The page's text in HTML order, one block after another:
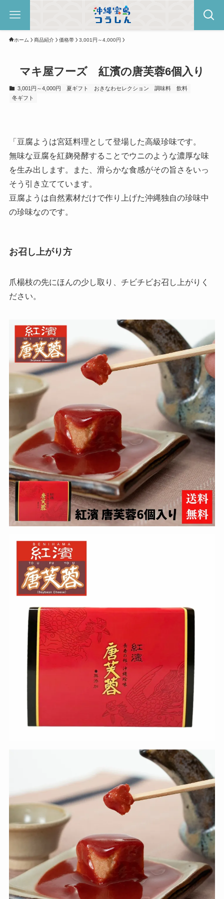
ホーム 商品紹介 価格帯 3,001円～4,000円
マキ屋フーズ 紅濱の唐芙蓉6個入り
3,001円～4,000円 夏ギフト おきなわセレクション 調味料
飲料
冬ギフト
「豆腐ようは宮廷料理として登場した高級珍味です。
無味な豆腐を紅麹発酵することでウニのような濃厚な味
を生み出します。また、滑らかな食感がその旨さをいっ
そう引き立てています。
豆腐ようは自然素材だけで作り上げた沖縄独自の珍味中
の珍味なのです。
お召し上がり方
爪楊枝の先にほんの少し取り、チビチビお召し上がりく
ださい。